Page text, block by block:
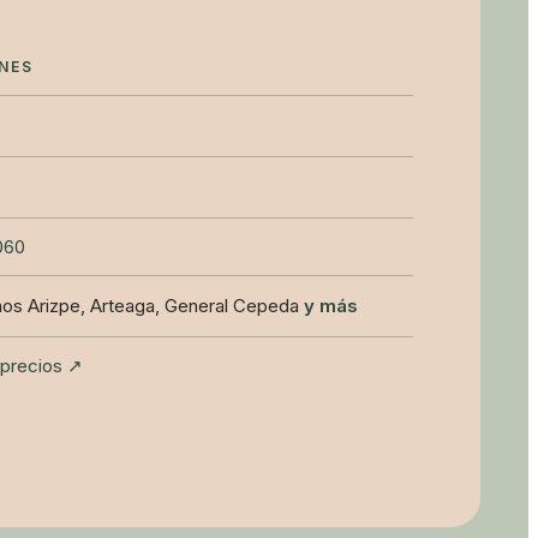
Arizpe, Arteaga, General Cepeda y más
↗